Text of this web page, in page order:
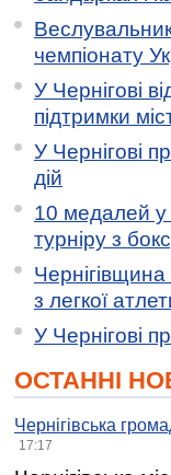
чемпіонату
У Чернігові
підтримки
У Чернігові
дій
10 медалей у
турніру з
з легкої
У Чернігові
ОСТАННІ
Чернігівська
17:17